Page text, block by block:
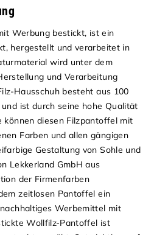
Werbung bestickt, ist ein
hergestellt und verarbeitet in
wird unter dem
und Verarbeitung
Hausschuh besteht aus 100
ist durch seine hohe Qualität
können diesen Filzpantoffel mit
Farben und allen gängigen
Gestaltung von Sohle und
Lekkerland GmbH aus
der Firmenfarben
zeitlosen Pantoffel ein
Werbemittel mit
Wollfilz-Pantoffel ist